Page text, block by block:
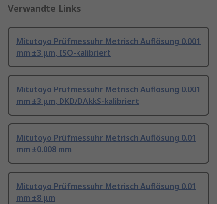
Verwandte Links
Mitutoyo Prüfmessuhr Metrisch Auflösung 0.001
mm ±3 μm, ISO-kalibriert
Mitutoyo Prüfmessuhr Metrisch Auflösung 0.001
mm ±3 μm, DKD/DAkkS-kalibriert
Mitutoyo Prüfmessuhr Metrisch Auflösung 0.01
mm ±0.008 mm
Mitutoyo Prüfmessuhr Metrisch Auflösung 0.01
mm ±8 μm